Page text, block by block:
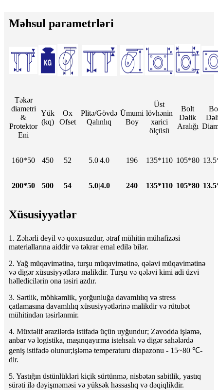
Məhsul parametrləri
Təkər
diametri
&
Protektor
Eni
Yük
(kq)
Ox
Ofset
Plitə/Gövdə
Qalınlıq
Ümumi
Boy
Üst
lövhənin
xarici
ölçüsü
Bolt
Dəlik
Aralığı
160*50 450 52 5.0|4.0 196 135*110 105*80
200*50 500 54 5.0|4.0 240 135*110 105*80
Xüsusiyyətlər
1. Zəhərli deyil və qoxusuzdur, ətraf mühitin mühafizəsi
materiallarına aiddir və təkrar emal edilə bilər.
2. Yağ müqavimətinə, turşu müqavimətinə, qələvi müqavimətinə
və digər xüsusiyyətlərə malikdir. Turşu və qələvi kimi adi üzvi
həlledicilərin ona təsiri azdır.
3. Sərtlik, möhkəmlik, yorğunluğa davamlılıq və stress
çatlamasına davamlılıq xüsusiyyətlərinə malikdir və rütubət
mühitindən təsirlənmir.
4. Müxtəlif ərazilərdə istifadə üçün uyğundur; Zavodda işləmə,
anbar və logistika, maşınqayırma istehsalı və digər sahələrdə
geniş istifadə olunur;işləmə temperaturu diapazonu - 15~80 ℃-
dir.
5. Yastığın üstünlükləri kiçik sürtünmə, nisbətən sabitlik, yastıq
sürəti ilə dəyişməməsi və yüksək həssaslıq və dəqiqlikdir.